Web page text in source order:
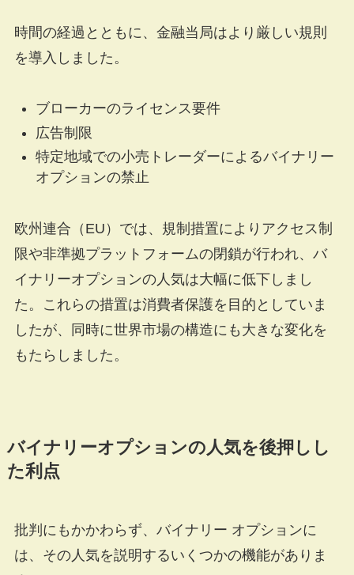
時間の経過とともに、金融当局はより厳しい規則
を導入しました。
ブローカーのライセンス要件
広告制限
特定地域での小売トレーダーによるバイナリー
オプションの禁止
欧州連合（EU）では、規制措置によりアクセス制
限や非準拠プラットフォームの閉鎖が行われ、バ
イナリーオプションの人気は大幅に低下しまし
た。これらの措置は消費者保護を目的としていま
したが、同時に世界市場の構造にも大きな変化を
もたらしました。
バイナリーオプションの人気を後押しし
た利点
批判にもかかわらず、バイナリー オプションに
は、その人気を説明するいくつかの機能がありま